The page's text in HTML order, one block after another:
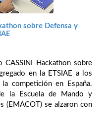
sobre Defensa y
CASSINI Hackathon sobre
en la ETSIAE a los
competición en España.
la Escuela de Mando y
(EMACOT) se alzaron con